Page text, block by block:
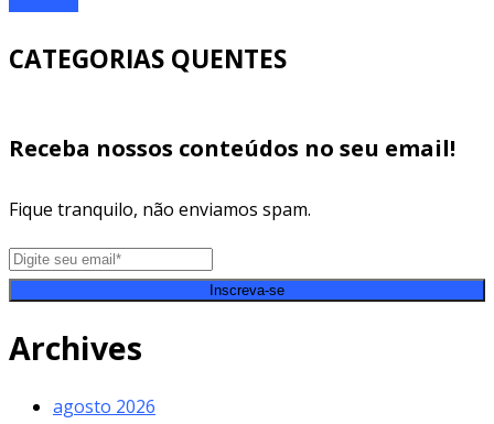
CATEGORIAS QUENTES
Receba nossos conteúdos no seu email!
Fique tranquilo, não enviamos spam.
Inscreva-se
Archives
agosto 2026